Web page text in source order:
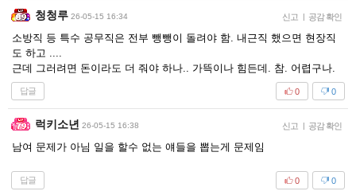
청청루 26-05-15 16:34 신고 | 공감 확인
소방직 등 특수 공무직은 전부 뺑뺑이 돌려야 함. 내근직 했으면 현장직
도 하고 ....
근데 그러려면 돈이라도 더 줘야 하나.. 가뜩이나 힘든데. 참. 어렵구나.
답글 0
0
럭키소년 26-05-15 16:38 신고 | 공감 확인
남여 문제가 아님 일을 할수 없는 얘들을 뽑는게 문제임
답글 0
0